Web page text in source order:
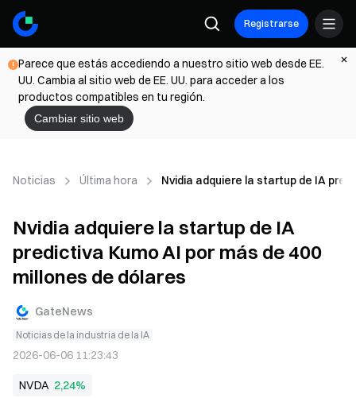
Registrarse
Parece que estás accediendo a nuestro sitio web desde EE.
UU. Cambia al sitio web de EE. UU. para acceder a los
productos compatibles en tu región.
Cambiar sitio web
Noticias Última hora Nvidia adquiere la startup de IA
Nvidia adquiere la startup de IA
predictiva Kumo AI por más de 400
millones de dólares
GateNews
Noticias de la industria de la IA
2026-06-06 11:23:43
NVDA 2,24%